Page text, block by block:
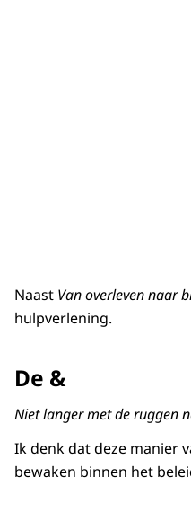
Naast Van overleven naar
hulpverlening.
De &
Niet langer met de ruggen
Ik denk dat deze manier
bewaken binnen het